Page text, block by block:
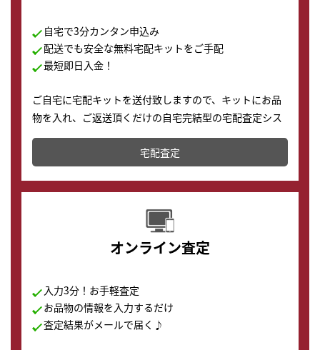
自宅で3分カンタン申込み
配送でも安全な無料宅配キットをご手配
最短即日入金！
ご自宅に宅配キットを送付致しますので、キットにお品
物を入れ、ご返送頂くだけの自宅完結型の宅配査定シス
テムです。
配送でも簡単&安全に査定・買取に出すことが可能で
す。
宅配査定
オンライン査定
入力3分！お手軽査定
お品物の情報を入力するだけ
査定結果がメールで届く♪